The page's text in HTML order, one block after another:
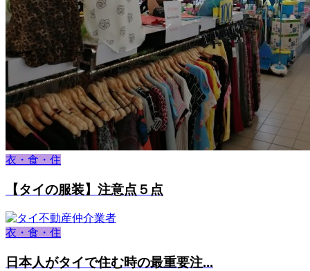
衣・食・住
【タイの服装】注意点５点
衣・食・住
日本人がタイで住む時の最重要注...